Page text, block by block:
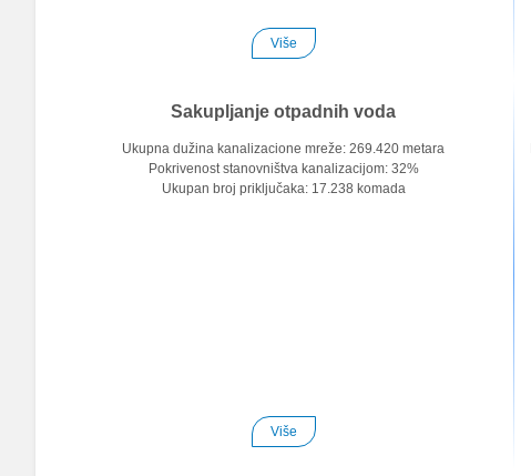
Više
Sakupljanje otpadnih voda
Ukupna dužina kanalizacione mreže: 269.420 metara
Pokrivenost stanovništva kanalizacijom: 32%
Ukupan broj priključaka: 17.238 komada
Više